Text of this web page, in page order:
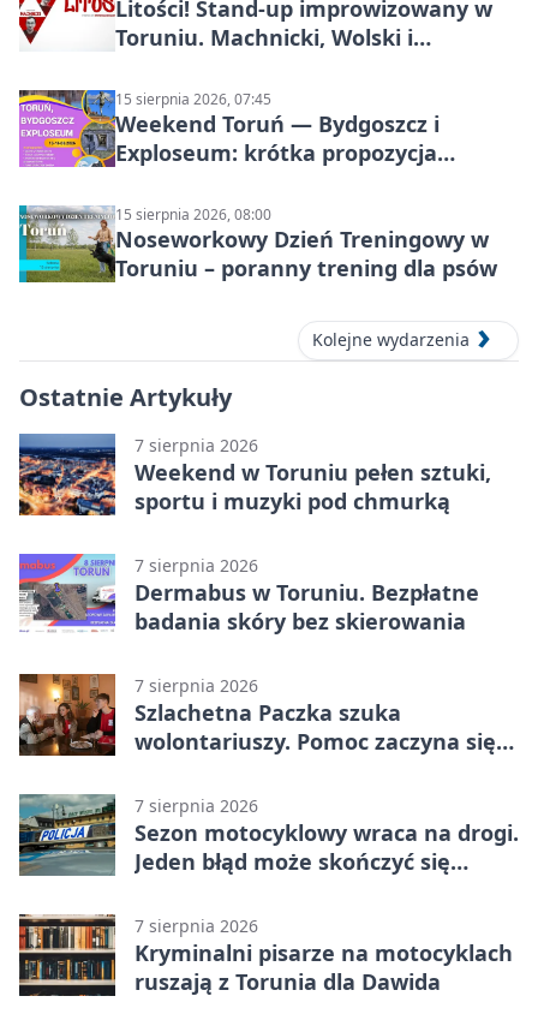
Litości! Stand-up improwizowany w
Toruniu. Machnicki, Wolski i
15 sierpnia 2026, 07:45
Weekend Toruń — Bydgoszcz i
Exploseum: krótka propozycja
15 sierpnia 2026, 08:00
Noseworkowy Dzień Treningowy w
Toruniu – poranny trening dla psów
Kolejne wydarzenia
Ostatnie Artykuły
7 sierpnia 2026
Weekend w Toruniu pełen sztuki,
sportu i muzyki pod chmurką
7 sierpnia 2026
Dermabus w Toruniu. Bezpłatne
badania skóry bez skierowania
7 sierpnia 2026
Szlachetna Paczka szuka
wolontariuszy. Pomoc zaczyna się
7 sierpnia 2026
Sezon motocyklowy wraca na drogi.
Jeden błąd może skończyć się
7 sierpnia 2026
Kryminalni pisarze na motocyklach
ruszają z Torunia dla Dawida